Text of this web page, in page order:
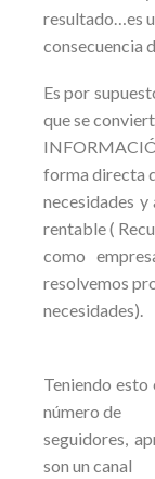
resultado…es
consecuencia
Es por
que se
forma directa
necesidades
rentable (
como
resolvemos
necesidades).
Teniendo esto
número de
seguidores,
son un canal